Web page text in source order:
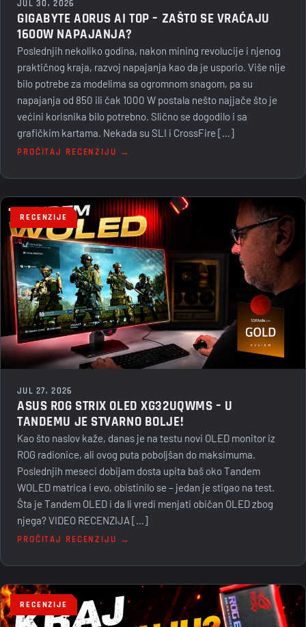
JUL 30, 2026
GIGABYTE AORUS AI TOP – ZAŠTO SE VRAĆAJU
1600W NAPAJANJA?
Poslednjih nekoliko godina, nakon mining revolucije i njenog
praktičnog kraja, razvoj napajanja kao da je usporio. Više nije
bilo potrebe za modelima sa ogromnom snagom, pa su
napajanja od 850 ili čak 1000 W postala nešto najjače što je
većini korisnika bilo potrebno. Slično se dogodilo i sa
grafičkim kartama. Nekada su SLI i CrossFire […]
PROČITAJ RECENZIJU →
RECENZIJE
JUL 27, 2026
ASUS ROG STRIX OLED XG32UQWMS – U
TANDEMU JE STVARNO BOLJE!
Kao što naslov kaže, danas je na testu novi OLED monitor iz
ROG radionice, ali ovog puta poboljšan do maksimuma.
Poslednjih meseci dobijam dosta upita baš oko Tandem
WOLED matrica i evo, obistinilo se – jedan je stigao na test.
Šta je Tandem OLED i da li vredi menjati običan OLED zbog
njega? VIDEO RECENZIJA […]
PROČITAJ RECENZIJU →
RECENZIJE